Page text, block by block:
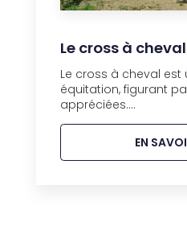
Le cross à cheval
Le cross à cheval est
équitation, figurant
appréciées....
EN